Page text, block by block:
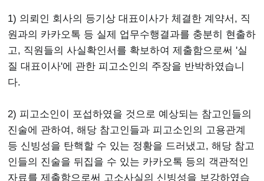
1) 의뢰인 회사의 등기상 대표이사가 체결한 계약서, 직
원과의 카카오톡 등 실제 업무수행결과를 충분히 현출하
고, 직원들의 사실확인서를 확보하여 제출함으로써 '실
질 대표이사'에 관한 피고소인의 주장을 반박하였습니
다.
2) 피고소인이 포섭하였을 것으로 예상되는 참고인들의
진술에 관하여, 해당 참고인들과 피고소인의 고용관계
등 신빙성을 탄핵할 수 있는 정황을 드러냈고, 해당 참고
인들의 진술을 뒤집을 수 있는 카카오톡 등의 객관적인
자료를 제출함으로써 고소사실의 신빙성을 보강하였습